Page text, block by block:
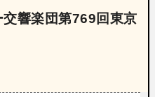
交響楽団第769回東京